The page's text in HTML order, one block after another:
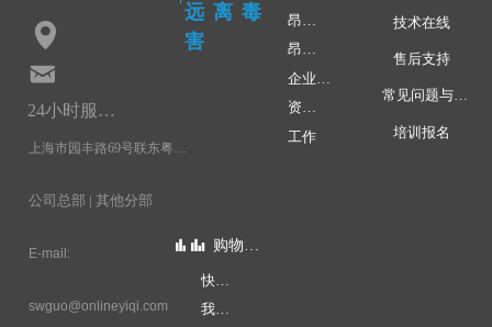
远离毒
害
24小时服务热线：
E-mail:
swguo@onlineyiqi.com
上海市园丰路69号联东粤浦科技园3号楼4层
公司总部 | 其他分部
넹
낂
技术在线
常见问题与应用
售后支持
培训报名
뀲 会员中心
个人中心
뀲 购物指南
快速下单
我的账户
昂林快讯
企业文化
昂林学院
资质荣誉
工作